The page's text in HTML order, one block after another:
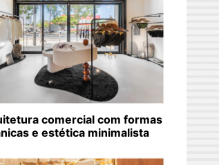
comercial com formas
e estética minimalista